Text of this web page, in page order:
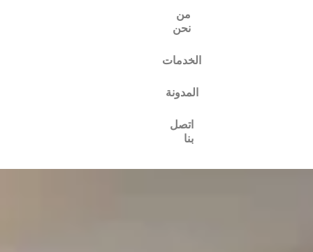
من
نحن
الخدمات
المدونة
اتصل
بنا